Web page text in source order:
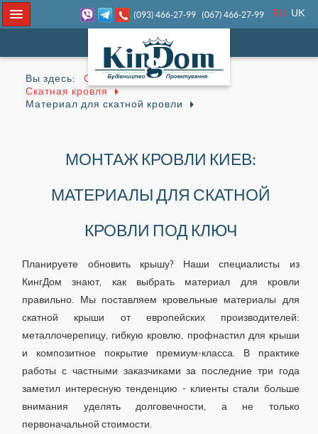
(093) 466-27-99 (067) 466-27-99 RU UK
Вы здесь: Строительство
Кровля
Скатная кровля
Материал для скатной кровли
МОНТАЖ КРОВЛИ КИЕВ:
МАТЕРИАЛЫ ДЛЯ СКАТНОЙ
КРОВЛИ ПОД КЛЮЧ
Планируете обновить крышу? Наши специалисты из
КингДом знают, как выбрать материал для кровли
правильно. Мы поставляем кровельные материалы для
скатной крыши от европейских производителей:
металлочерепицу, гибкую кровлю, профнастил для крыши
и композитное покрытие премиум-класса. В практике
работы с частными заказчиками за последние три года
заметил интересную тенденцию - клиенты стали больше
внимания уделять долговечности, а не только
первоначальной стоимости.